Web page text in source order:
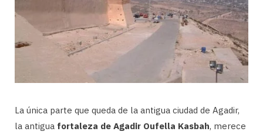
La única parte que queda de la antigua ciudad de Agadir,
la antigua fortaleza de Agadir Oufella Kasbah, merece